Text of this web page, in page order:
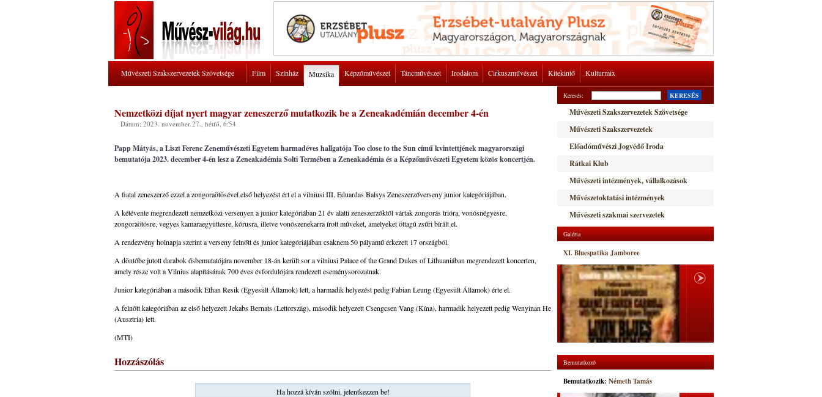
Művészeti Szakszervezetek Szövetsége Film Színház Muzsika Képzőművészet Táncművészet Irodalom Cirkuszművészet Kitekintő Kulturmix
Nemzetközi díjat nyert magyar zeneszerző mutatkozik be a Zeneakadémián december 4-én
Dátum: 2023. november 27., hétfő, 6:54
Papp Mátyás, a Liszt Ferenc Zeneművészeti Egyetem harmadéves hallgatója Too close to the Sun című kvintettjének magyarországi
bemutatója 2023. december 4-én lesz a Zeneakadémia Solti Termében a Zeneakadémia és a Képzőművészeti Egyetem közös koncertjén.
A fiatal zeneszerző ezzel a zongoraötösével első helyezést ért el a vilniusi III. Eduardas Balsys Zeneszerzőverseny junior kategóriájában.
A kétévente megrendezett nemzetközi versenyen a junior kategóriában 21 év alatti zeneszerzőktől vártak zongorás trióra, vonósnégyesre,
zongoraötösre, vegyes kamaraegyüttesre, kórusra, illetve vonószenekarra írott műveket, amelyeket öttagú zsűri bírált el.
A rendezvény holnapja szerint a verseny felnőtt és junior kategóriájában csaknem 50 pályamű érkezett 17 országból.
A döntőbe jutott darabok ősbemutatójára november 18-án került sor a vilniusi Palace of the Grand Dukes of Lithuaniában megrendezett koncerten,
amely része volt a Vilnius alapításának 700 éves évfordulójára rendezett eseménysorozatnak.
Junior kategóriában a második Ethan Resik (Egyesült Államok) lett, a harmadik helyezést pedig Fabian Leung (Egyesült Államok) érte el.
A felnőtt kategóriában az első helyezett Jekabs Bernats (Lettország), második helyezett Csengcsen Vang (Kína), harmadik helyezett pedig Wenyinan He
(Ausztria) lett.
(MTI)
Hozzászólás
Ha hozzá kíván szólni, jelentkezzen be!
Keresés: KERESÉS
Művészeti Szakszervezetek Szövetsége
Művészeti Szakszervezetek
Előadóművészi Jogvédő Iroda
Rátkai Klub
Művészeti intézmények, vállalkozások
Művészetoktatási intézmények
Művészeti szakmai szervezetek
Galéria
XI. Bluespatika Jamboree
Bemutatkozó
Bemutatkozik: Németh Tamás